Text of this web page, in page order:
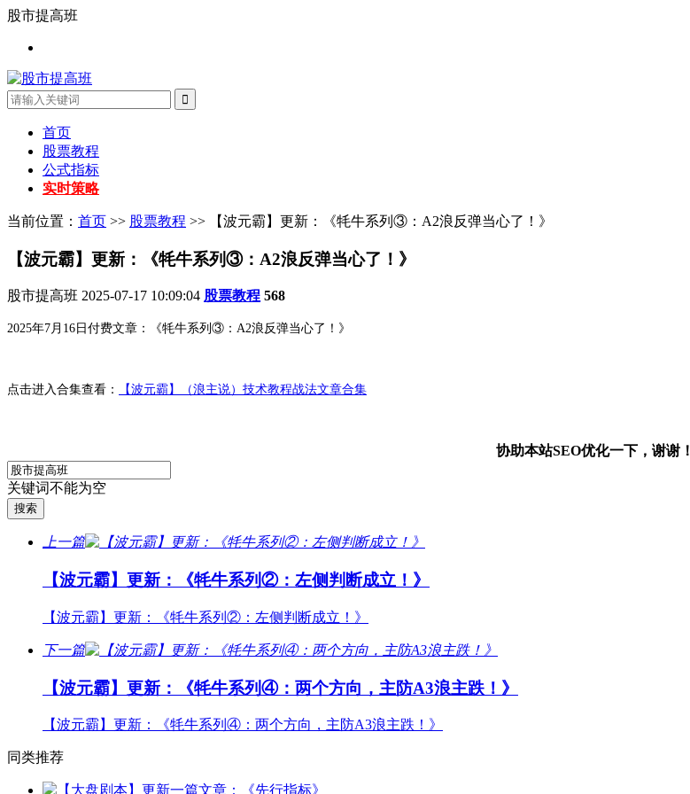
股市提高班
首页
股票教程
公式指标
实时策略
当前位置： 首页 >> 股票教程 >> 【波元霸】更新：《牦牛系列③：A2浪反弹当心了！》
【波元霸】更新：《牦牛系列③：A2浪反弹当心了！》
股市提高班 2025-07-17 10:09:04 股票教程 568
2025年7月16日付费文章：《牦牛系列③：A2浪反弹当心了！》
点击进入合集查看： 【波元霸】（浪主说）技术教程战法文章合集
协助本站SEO优化一下，谢谢！
关键词不能为空
上一篇
【波元霸】更新：《牦牛系列②：左侧判断成立！》
【波元霸】更新：《牦牛系列②：左侧判断成立！》
下一篇
【波元霸】更新：《牦牛系列④：两个方向，主防A3浪主跌！》
【波元霸】更新：《牦牛系列④：两个方向，主防A3浪主跌！》
同类推荐